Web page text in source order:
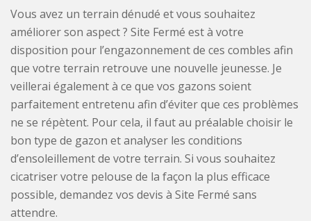
Vous avez un terrain dénudé et vous souhaitez
améliorer son aspect ? Site Fermé est à votre
disposition pour l’engazonnement de ces combles afin
que votre terrain retrouve une nouvelle jeunesse. Je
veillerai également à ce que vos gazons soient
parfaitement entretenu afin d’éviter que ces problèmes
ne se répètent. Pour cela, il faut au préalable choisir le
bon type de gazon et analyser les conditions
d’ensoleillement de votre terrain. Si vous souhaitez
cicatriser votre pelouse de la façon la plus efficace
possible, demandez vos devis à Site Fermé sans
attendre.